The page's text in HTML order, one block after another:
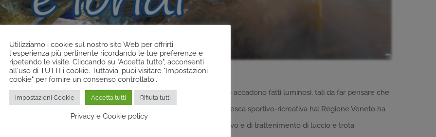
solo nel tempo rivelano la loro positività complessiva. Di rado però accadono fatti luminosi, tali da far pensare che
si è verificato in questi giorni nella piccola storia che anche la pesca sportivo-ricreativa ha: Regione Veneto ha
che comporta fra l’altro il divieto di pesca con pesce vivo e di trattenimento di luccio e trota
Utilizziamo i cookie sul nostro sito Web per offrirti
l'esperienza più pertinente ricordando le tue preferenze e
ripetendo le visite. Cliccando su "Accetta tutto", acconsenti
all'uso di TUTTI i cookie. Tuttavia, puoi visitare "Impostazioni
cookie" per fornire un consenso controllato..
Impostazioni Cookie Accetta tutti Rifiuta tutti
Privacy e Cookie policy